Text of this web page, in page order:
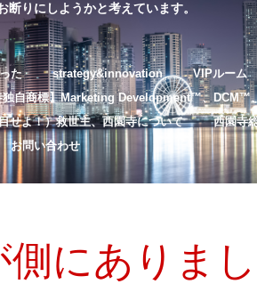
りにしようかと考えています。
た strategy&innovation VIPルーム
独自商標】Marketing Development™️、
せよ！）救世主、西園寺について
西園寺
お問い合わせ
にありまし